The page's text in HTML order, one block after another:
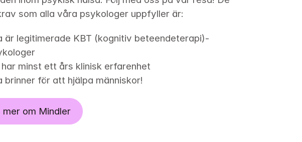
som alla våra psykologer uppfyller är:
är legitimerade KBT (kognitiv beteendeterapi)-
har minst ett års klinisk erfarenhet
brinner för att hjälpa människor!
mer om Mindler